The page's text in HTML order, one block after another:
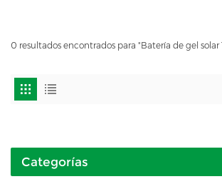
0 resultados encontrados para "Batería de gel solar
Categorías